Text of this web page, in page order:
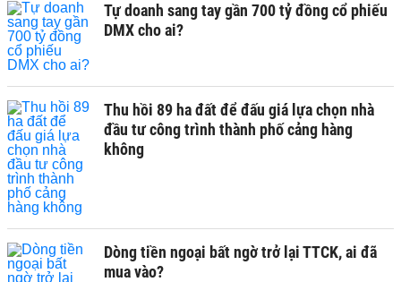
Tự doanh sang tay gần 700 tỷ đồng cổ phiếu
DMX cho ai?
Thu hồi 89 ha đất để đấu giá lựa chọn nhà
đầu tư công trình thành phố cảng hàng
không
Dòng tiền ngoại bất ngờ trở lại TTCK, ai đã
mua vào?